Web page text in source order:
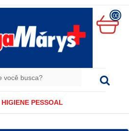
00
HIGIENE PESSOAL